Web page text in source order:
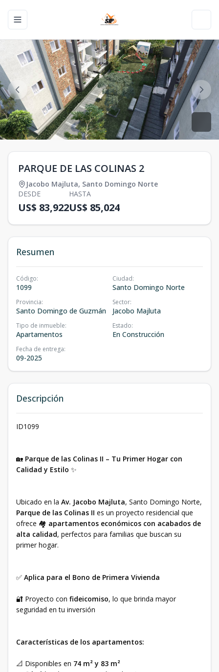
Toggle navigation menu
PARQUE DE LAS COLINAS 2
Jacobo Majluta, Santo Domingo Norte
DESDE
US$ 83,922
HASTA
US$ 85,024
Resumen
Código:
1099
Ciudad:
Santo Domingo Norte
Provincia:
Santo Domingo de Guzmán
Sector:
Jacobo Majluta
Tipo de inmueble:
Apartamentos
Estado:
En Construcción
Fecha de entrega:
09-2025
Descripción
ID1099
🏡 Parque de las Colinas II – Tu Primer Hogar con
Calidad y Estilo ✨
Ubicado en la Av. Jacobo Majluta, Santo Domingo Norte,
Parque de las Colinas II es un proyecto residencial que
ofrece 🏘️ apartamentos económicos con acabados de
alta calidad, perfectos para familias que buscan su
primer hogar.
✅ Aplica para el Bono de Primera Vivienda
🔐 Proyecto con fideicomiso, lo que brinda mayor
seguridad en tu inversión
Características de los apartamentos:
📐 Disponibles en 74 m² y 83 m²